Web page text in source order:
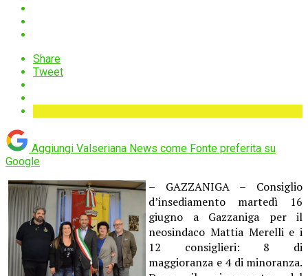
Share
Tweet
Aggiungi Valseriana News come Fonte preferita su
Google
– GAZZANIGA – Consiglio
d’insediamento martedì 16
giugno a Gazzaniga per il
neosindaco Mattia Merelli e i
12 consiglieri: 8 di
maggioranza e 4 di minoranza.